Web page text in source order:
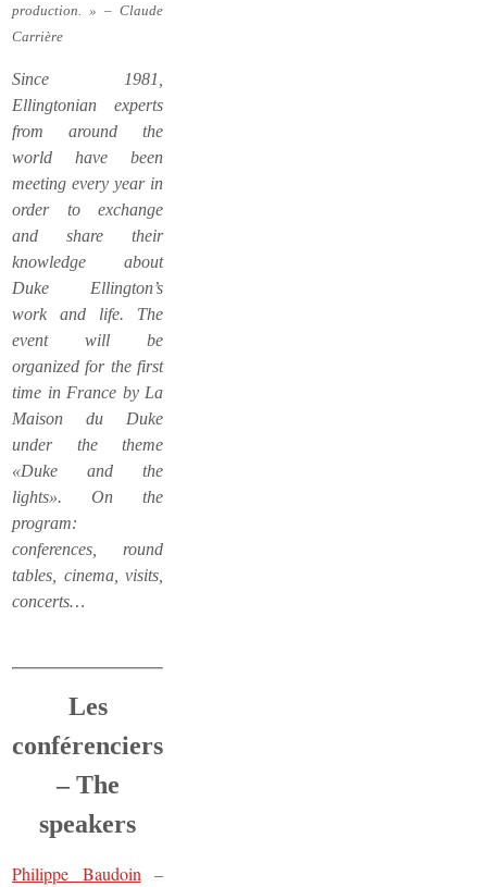
production. » – Claude
Carrière
Since 1981,
Ellingtonian experts
from around the
world have been
meeting every year in
order to exchange
and share their
knowledge about
Duke Ellington’s
work and life. The
event will be
organized for the first
time in France by La
Maison du Duke
under the theme
«Duke and the
lights». On the
program:
conferences, round
tables, cinema, visits,
concerts…
Les
conférenciers
– The
speakers
Philippe Baudoin –